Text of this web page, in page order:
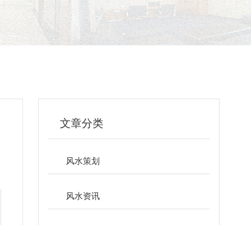
文章分类
风水策划
风水资讯